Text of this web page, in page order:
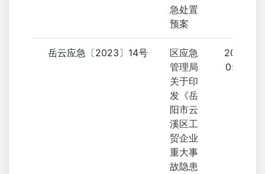
急处置
预案
岳云应急〔2023〕14号
区应急
管理局
关于印
发《岳
阳市云
溪区工
贸企业
重大事
故隐患
2023-
05-15